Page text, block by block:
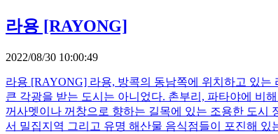
라용 [RAYONG]
2022/08/30 10:00:49
라용 [RAYONG] 라용, 방콕의 동남쪽에 위치하고 있
큰 각광을 받는 도시는 아니었다. 촌부리, 파타야에 비
꺼사멧이나 꺼창으로 향하는 길목에 있는 조용한 도시
서 밀집지역 그리고 유명 해산물 음식점들이 포진해